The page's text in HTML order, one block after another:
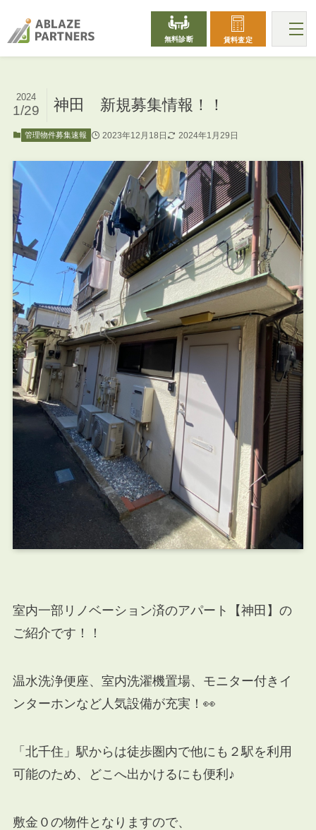
無料診断 賃料査定
神田 新規募集情報！！
2024
1/29
管理物件募集速報 2023年12月18日 2024年1月29日
室内一部リノベーション済のアパート【神田】の
ご紹介です！！
温水洗浄便座、室内洗濯機置場、モニター付きイ
ンターホンなど人気設備が充実！👀
「北千住」駅からは徒歩圏内で他にも２駅を利用
可能のため、どこへ出かけるにも便利♪
敷金０の物件となりますので、